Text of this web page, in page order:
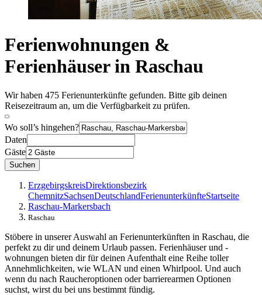
Ferienwohnungen &
Ferienhäuser in Raschau
Wir haben 475 Ferienunterkünfte gefunden. Bitte gib deinen
Reisezeitraum an, um die Verfügbarkeit zu prüfen.
Wo soll’s hingehen?
Daten
Gäste
Suchen
ErzgebirgskreisDirektionsbezirk
ChemnitzSachsenDeutschlandFerienunterkünfteStartseite
Raschau-Markersbach
Raschau
Stöbere in unserer Auswahl an Ferienunterkünften in Raschau, die
perfekt zu dir und deinem Urlaub passen. Ferienhäuser und -
wohnungen bieten dir für deinen Aufenthalt eine Reihe toller
Annehmlichkeiten, wie WLAN und einen Whirlpool. Und auch
wenn du nach Raucheroptionen oder barrierearmen Optionen
suchst, wirst du bei uns bestimmt fündig.